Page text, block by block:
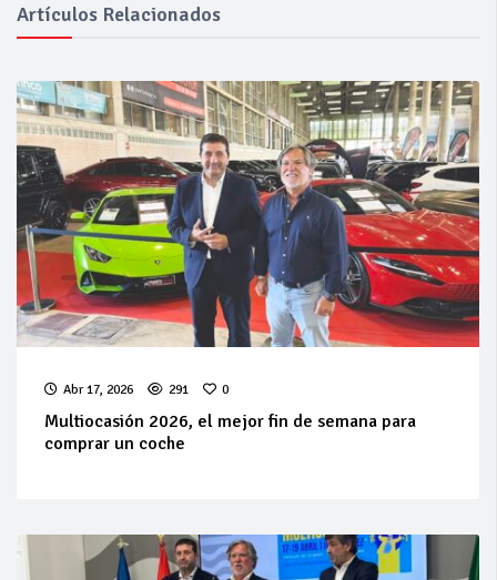
Artículos Relacionados
Abr 17, 2026 291 0
Multiocasión 2026, el mejor fin de semana para
comprar un coche